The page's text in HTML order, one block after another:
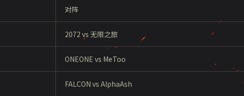
对阵
2072 vs 无限之旅
ONEONE vs MeToo
FALCON vs AlphaAsh